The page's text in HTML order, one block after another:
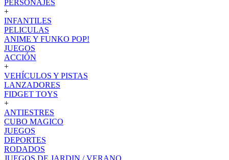
PERSONAJES
+
INFANTILES
PELICULAS
ANIME Y FUNKO POP!
JUEGOS
ACCIÓN
+
VEHÍCULOS Y PISTAS
LANZADORES
FIDGET TOYS
+
ANTIESTRES
CUBO MAGICO
JUEGOS
DEPORTES
RODADOS
JUEGOS DE JARDIN / VERANO